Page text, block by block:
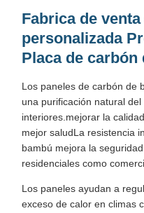
Fabrica de
personalizada
Placa de carbón
Los paneles de carbón de
una purificación natural
interiores.mejorar la
mejor saludLa resistencia
bambú mejora la
residenciales como
Los paneles ayudan a
exceso de calor en climas